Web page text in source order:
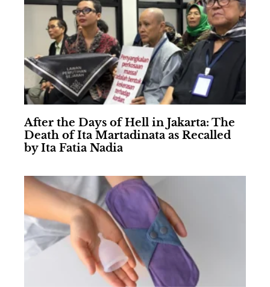
After the Days of Hell in Jakarta: The
Death of Ita Martadinata as Recalled
by Ita Fatia Nadia